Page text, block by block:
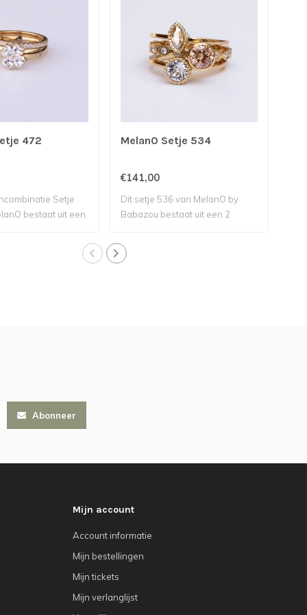
472
Setje
bestaat uit een
MelanO Setje 534
€141,00
Dit setje 536 van MelanO by
Babazou bestaat uit een 2
Abonneer
Mijn account
Account informatie
Mijn bestellingen
Mijn tickets
Mijn verlanglijst